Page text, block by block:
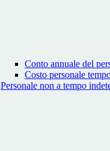
Conto annuale del
Costo personale
Personale non a tempo